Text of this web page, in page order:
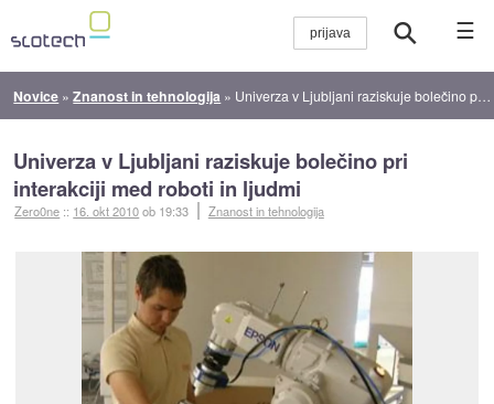
☰
Novice »Znanost in tehnologija » Univerza v Ljubljani raziskuje bolečino pri interakciji med roboti in ljudmi
Univerza v Ljubljani raziskuje bolečino pri
interakciji med roboti in ljudmi
Zero0ne :: 16. okt 2010ob 19:33 Znanost in tehnologija